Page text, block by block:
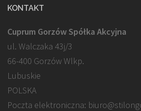
KONTAKT
Cuprum Gorzów Spółka Akcyjna
ul. Walczaka 43j/3
66-400 Gorzów Wlkp.
Lubuskie
POLSKA
Poczta elektroniczna: